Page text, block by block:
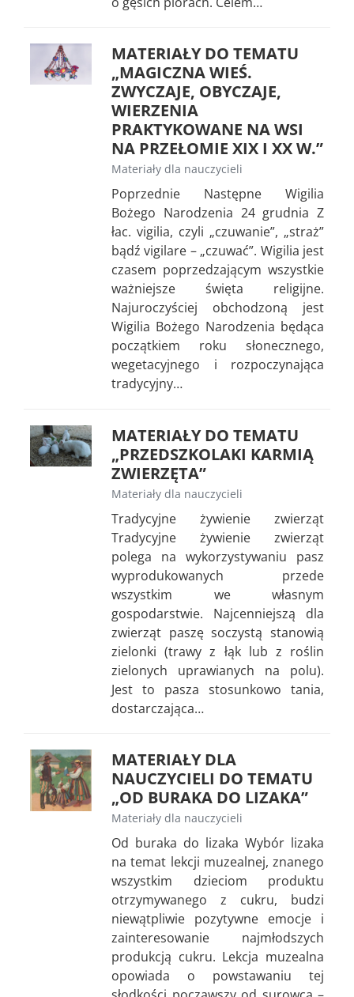
MATERIAŁY DO TEMATU
„MAGICZNA WIEŚ.
ZWYCZAJE, OBYCZAJE,
WIERZENIA
PRAKTYKOWANE NA WSI
NA PRZEŁOMIE XIX I XX W.”
Materiały dla nauczycieli
Poprzednie Następne Wigilia
Bożego Narodzenia 24 grudnia Z
łac. vigilia, czyli „czuwanie”, „straż”
bądź vigilare – „czuwać”. Wigilia jest
czasem poprzedzającym wszystkie
ważniejsze święta religijne.
Najuroczyściej obchodzoną jest
Wigilia Bożego Narodzenia będąca
początkiem roku słonecznego,
wegetacyjnego i rozpoczynająca
tradycyjny…
MATERIAŁY DO TEMATU
„PRZEDSZKOLAKI KARMIĄ
ZWIERZĘTA”
Materiały dla nauczycieli
Tradycyjne żywienie zwierząt
Tradycyjne żywienie zwierząt
polega na wykorzystywaniu pasz
wyprodukowanych przede
wszystkim we własnym
gospodarstwie. Najcenniejszą dla
zwierząt paszę soczystą stanowią
zielonki (trawy z łąk lub z roślin
zielonych uprawianych na polu).
Jest to pasza stosunkowo tania,
dostarczająca…
MATERIAŁY DLA
NAUCZYCIELI DO TEMATU
„OD BURAKA DO LIZAKA”
Materiały dla nauczycieli
Od buraka do lizaka Wybór lizaka
na temat lekcji muzealnej, znanego
wszystkim dzieciom produktu
otrzymywanego z cukru, budzi
niewątpliwie pozytywne emocje i
zainteresowanie najmłodszych
produkcją cukru. Lekcja muzealna
opowiada o powstawaniu tej